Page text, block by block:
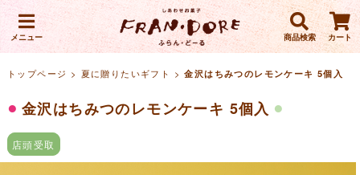
メニュー 商品検索 カート
トップページ > 夏に贈りたいギフト >金沢はちみつのレモンケーキ 5個入
金沢はちみつのレモンケーキ 5個入
店頭受取